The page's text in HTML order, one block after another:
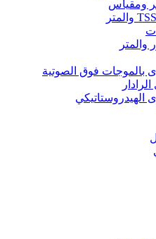
ومقياس
والمتر
بالموجات فوق الصوتية
الهيدروستاتيكي